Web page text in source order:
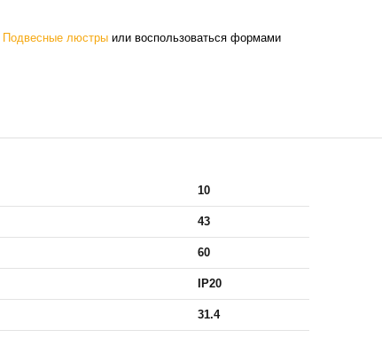
Подвесные люстры или воспользоваться формами
10
43
60
IP20
31.4